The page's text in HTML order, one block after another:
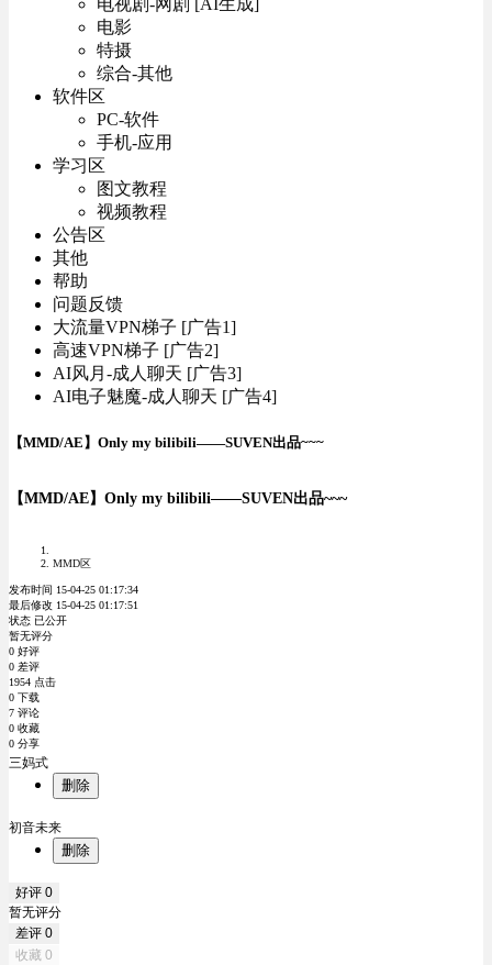
电视剧-网剧 [AI生成]
电影
特摄
综合-其他
软件区
PC-软件
手机-应用
学习区
图文教程
视频教程
公告区
其他
帮助
问题反馈
大流量VPN梯子 [广告1]
高速VPN梯子 [广告2]
AI风月-成人聊天 [广告3]
AI电子魅魔-成人聊天 [广告4]
【MMD/AE】Only my bilibili——SUVEN出品~~~
【MMD/AE】Only my bilibili——SUVEN出品~~~
MMD区
发布时间 15-04-25 01:17:34
最后修改 15-04-25 01:17:51
状态 已公开
暂无评分
0 好评
0 差评
1954 点击
0 下载
7 评论
0 收藏
0 分享
三妈式
删除
初音未来
删除
好评 0
暂无评分
差评 0
收藏 0